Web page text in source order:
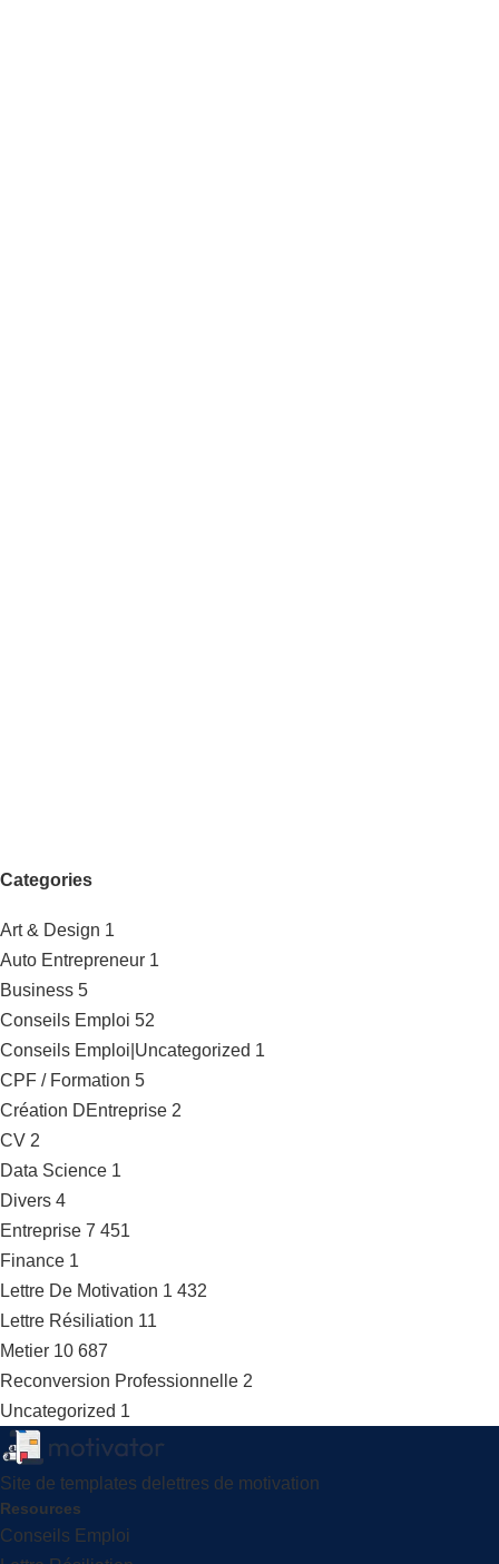
Categories
Art & Design 1
Auto Entrepreneur 1
Business 5
Conseils Emploi 52
Conseils Emploi|Uncategorized 1
CPF / Formation 5
Création DEntreprise 2
CV 2
Data Science 1
Divers 4
Entreprise 7 451
Finance 1
Lettre De Motivation 1 432
Lettre Résiliation 11
Metier 10 687
Reconversion Professionnelle 2
Uncategorized 1
Site de templates delettres de motivation
Resources
Conseils Emploi